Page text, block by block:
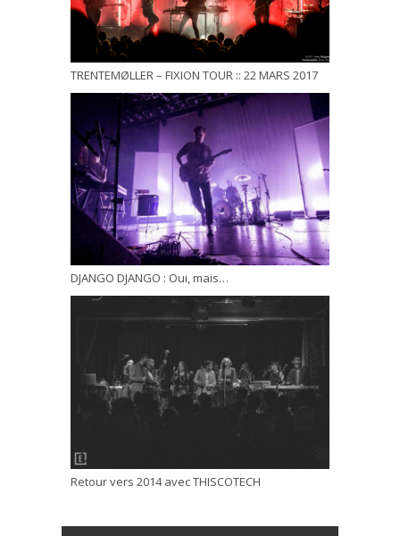
TRENTEMØLLER – FIXION TOUR :: 22 MARS 2017
DJANGO DJANGO : Oui, mais…
Retour vers 2014 avec THISCOTECH